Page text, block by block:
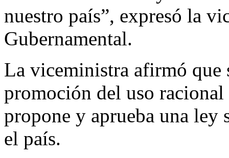
nuestro país”, expresó la
Gubernamental.
La viceministra afirmó que
promoción del uso racional
propone y aprueba una ley
el país.